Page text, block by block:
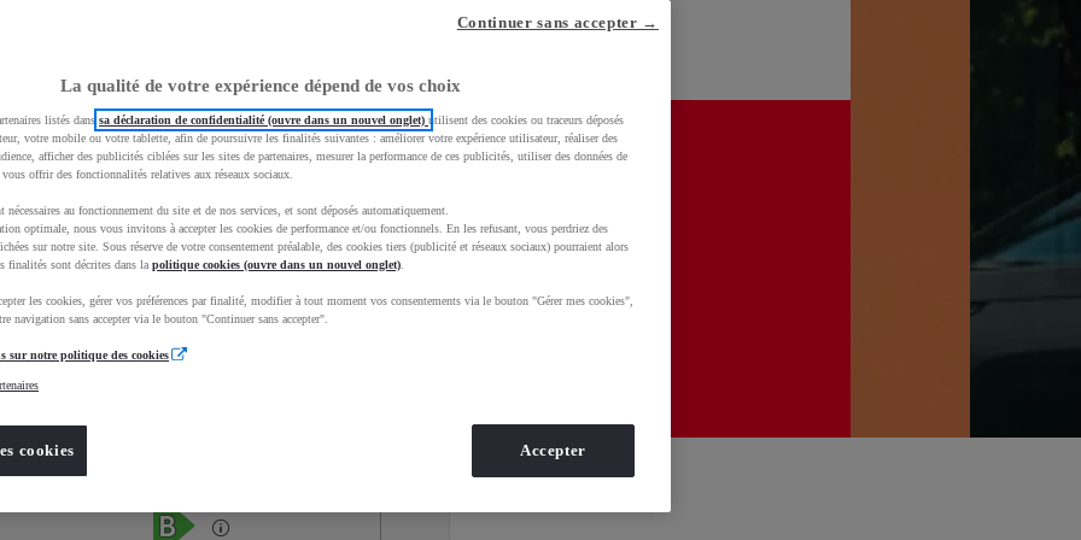
Services Concession
Occasions
La qualité de votre expérience dépend de vos choix
listés dans sa déclaration de confidentialité (ouvre dans un nouvel onglet) utilisent des cookies ou traceurs déposés
votre mobile ou votre tablette, afin de poursuivre les finalités suivantes : améliorer votre expérience utilisateur, réaliser des
afficher des publicités ciblées sur les sites de partenaires, mesurer la performance de ces publicités, utiliser des données de
offrir des fonctionnalités relatives aux réseaux sociaux.
nécessaires au fonctionnement du site et de nos services, et sont déposés automatiquement.
optimale, nous vous invitons à accepter les cookies de performance et/ou fonctionnels. En les refusant, vous perdriez des
sur notre site. Sous réserve de votre consentement préalable, des cookies tiers (publicité et réseaux sociaux) pourraient alors
finalités sont décrites dans la politique cookies (ouvre dans un nouvel onglet)
les cookies, gérer vos préférences par finalité, modifier à tout moment vos consentements via le bouton "Gérer mes cookies",
navigation sans accepter via le bouton "Continuer sans accepter".
sur notre politique des cookies
cookies
Continuer sans accepter →
Accepter